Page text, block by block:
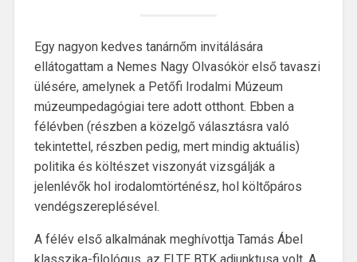
Egy nagyon kedves tanárnőm invitálására
ellátogattam a Nemes Nagy Olvasókör első tavaszi
ülésére, amelynek a Petőfi Irodalmi Múzeum
múzeumpedagógiai tere adott otthont. Ebben a
félévben (részben a közelgő választásra való
tekintettel, részben pedig, mert mindig aktuális)
politika és költészet viszonyát vizsgálják a
jelenlévők hol irodalomtörténész, hol költőpáros
vendégszereplésével.
A félév első alkalmának meghívottja Tamás Ábel